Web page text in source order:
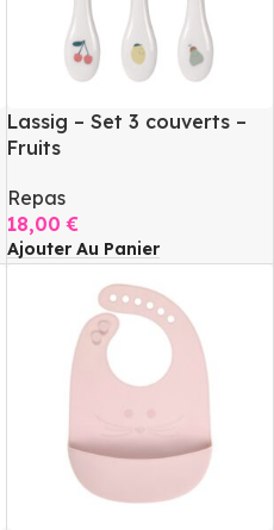
Lassig – Set 3 couverts –
Fruits
Repas
18,00€
Ajouter Au Panier